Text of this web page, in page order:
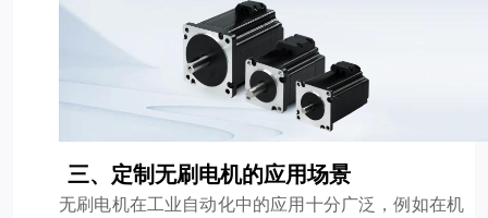
三、定制无刷电机的应用场景
无刷电机在工业自动化中的应用十分广泛，例如在机